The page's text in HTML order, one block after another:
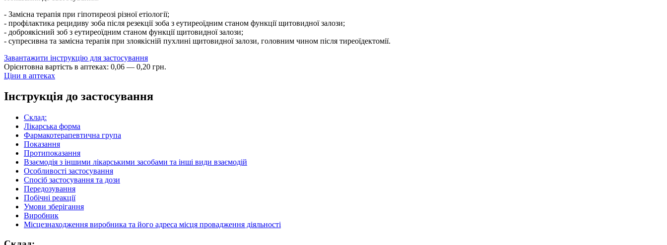
- Замісна терапія при гіпотиреозі різної етіології;
- профілактика рецидиву зоба після резекції зоба з еутиреоїдним станом функції щитовидної залози;
- доброякісний зоб з еутиреоїдним станом функції щитовидної залози;
- супресивна та замісна терапія при злоякісній пухлині щитовидної залози, головним чином після тиреоїдектомії.
Завантажити інструкцію для застосування
Орієнтовна вартість в аптеках: 0,06 — 0,20 грн.
Ціни в аптеках
Інструкція до застосування
Склад:
Лікарська форма
Фармакотерапевтична група
Показання
Протипоказання
Взаємодія з іншими лікарськими засобами та інші види взаємодій
Особливості застосування
Спосіб застосування та дози
Передозування
Побічні реакції
Умови зберігання
Виробник
Місцезнаходження виробника та його адреса місця провадження діяльності